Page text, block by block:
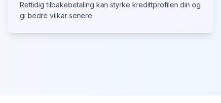
Rettidig tilbakebetaling kan styrke kredittprofilen din og
gi bedre vilkar senere.